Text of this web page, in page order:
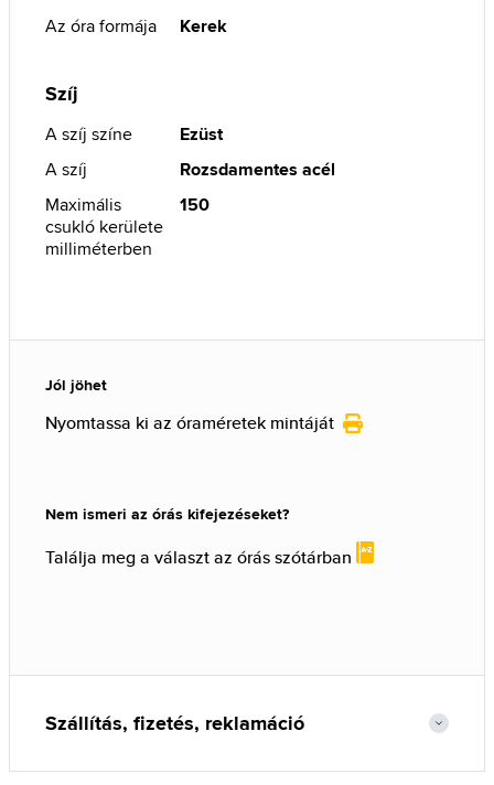
Az óra formája
Kerek
Szíj
A szíj színe
Ezüst
A szíj
Rozsdamentes acél
Maximális
csukló kerülete
milliméterben
150
Jól jöhet
Nyomtassa ki az óraméretek mintáját
Nem ismeri az órás kifejezéseket?
Találja meg a választ az órás szótárban
Szállítás, fizetés, reklamáció